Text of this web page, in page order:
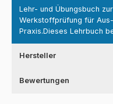
Lehr- und Übungsbuch
Werkstoffprüfung für
Praxis.Dieses Lehrbuch
Hersteller
Bewertungen